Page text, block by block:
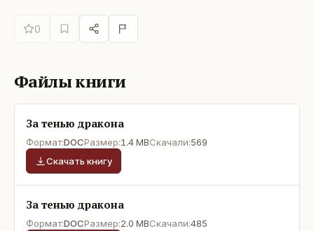
0
Файлы книги
За тенью дракона
Формат:DOCРазмер:1.4 MBСкачали:569
Скачать книгу
За тенью дракона
Формат:DOCРазмер:2.0 MBСкачали:485